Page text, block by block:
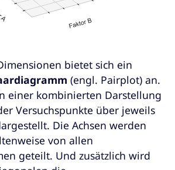
bietet sich ein
(engl. Pairplot) an.
einer kombinierten Darstellung
Versuchspunkte über jeweils
Die Achsen werden
von allen
geteilt. Und zusätzlich wird